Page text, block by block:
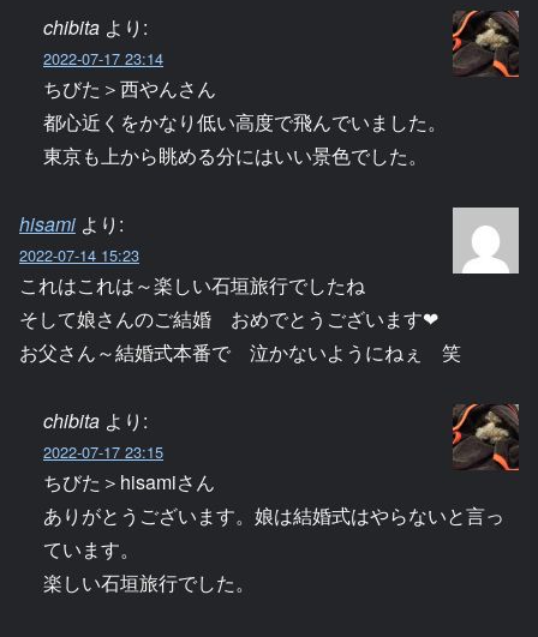
chibita より:
2022-07-17 23:14
ちびた＞西やんさん
都心近くをかなり低い高度で飛んでいました。
東京も上から眺める分にはいい景色でした。
hisami より:
2022-07-14 15:23
これはこれは～楽しい石垣旅行でしたね
そして娘さんのご結婚 おめでとうございます❤
お父さん～結婚式本番で 泣かないようにねぇ 笑
chibita より:
2022-07-17 23:15
ちびた＞hisamiさん
ありがとうございます。娘は結婚式はやらないと言っ
ています。
楽しい石垣旅行でした。